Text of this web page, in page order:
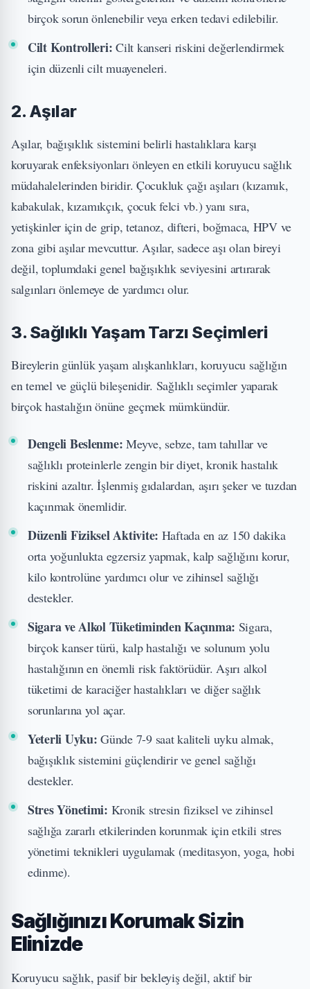
birçok sorun önlenebilir veya erken tedavi edilebilir.
Cilt Kontrolleri: Cilt kanseri riskini değerlendirmek
için düzenli cilt muayeneleri.
2. Aşılar
Aşılar, bağışıklık sistemini belirli hastalıklara karşı
koruyarak enfeksiyonları önleyen en etkili koruyucu sağlık
müdahalelerinden biridir. Çocukluk çağı aşıları (kızamık,
kabakulak, kızamıkçık, çocuk felci vb.) yanı sıra,
yetişkinler için de grip, tetanoz, difteri, boğmaca, HPV ve
zona gibi aşılar mevcuttur. Aşılar, sadece aşı olan bireyi
değil, toplumdaki genel bağışıklık seviyesini artırarak
salgınları önlemeye de yardımcı olur.
3. Sağlıklı Yaşam Tarzı Seçimleri
Bireylerin günlük yaşam alışkanlıkları, koruyucu sağlığın
en temel ve güçlü bileşenidir. Sağlıklı seçimler yaparak
birçok hastalığın önüne geçmek mümkündür.
Dengeli Beslenme: Meyve, sebze, tam tahıllar ve
sağlıklı proteinlerle zengin bir diyet, kronik hastalık
riskini azaltır. İşlenmiş gıdalardan, aşırı şeker ve tuzdan
kaçınmak önemlidir.
Düzenli Fiziksel Aktivite: Haftada en az 150 dakika
orta yoğunlukta egzersiz yapmak, kalp sağlığını korur,
kilo kontrolüne yardımcı olur ve zihinsel sağlığı
destekler.
Sigara ve Alkol Tüketiminden Kaçınma: Sigara,
birçok kanser türü, kalp hastalığı ve solunum yolu
hastalığının en önemli risk faktörüdür. Aşırı alkol
tüketimi de karaciğer hastalıkları ve diğer sağlık
sorunlarına yol açar.
Yeterli Uyku: Günde 7-9 saat kaliteli uyku almak,
bağışıklık sistemini güçlendirir ve genel sağlığı
destekler.
Stres Yönetimi: Kronik stresin fiziksel ve zihinsel
sağlığa zararlı etkilerinden korunmak için etkili stres
yönetimi teknikleri uygulamak (meditasyon, yoga, hobi
edinme).
Sağlığınızı Korumak Sizin
Elinizde
Koruyucu sağlık, pasif bir bekleyiş değil, aktif bir